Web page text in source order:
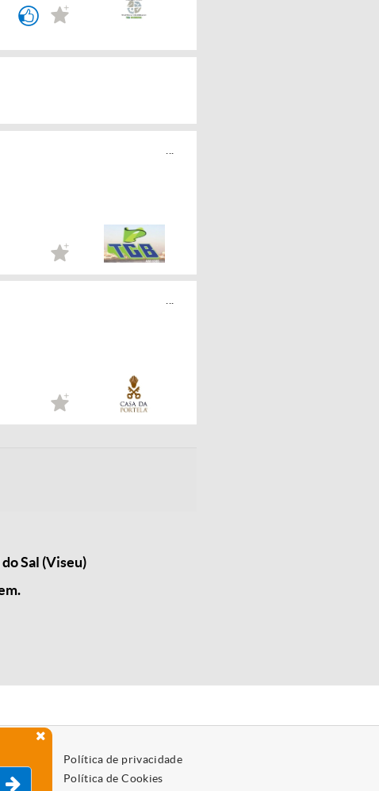
Sal (Viseu)
Política de privacidade
Política de Cookies